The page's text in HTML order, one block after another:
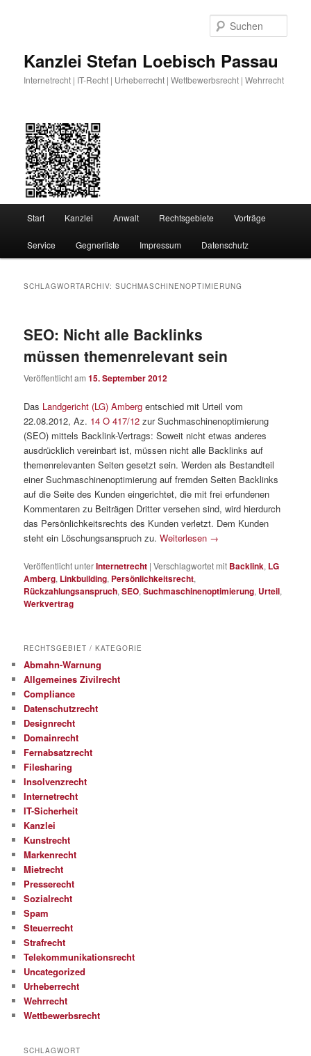
Kanzlei Stefan Loebisch Passau
Internetrecht | IT-Recht | Urheberrecht | Wettbewerbsrecht | Wehrrecht
Start Kanzlei Anwalt Rechtsgebiete Vorträge
Service Gegnerliste Impressum Datenschutz
SCHLAGWORTARCHIV:SUCHMASCHINENOPTIMIERUNG
SEO: Nicht alle Backlinks
müssen themenrelevant sein
Veröffentlicht am15. September 2012
Das Landgericht (LG) Amberg entschied mit Urteil vom
22.08.2012, Az. 14 O 417/12 zur Suchmaschinenoptimierung
(SEO) mittels Backlink-Vertrags: Soweit nicht etwas anderes
ausdrücklich vereinbart ist, müssen nicht alle Backlinks auf
themenrelevanten Seiten gesetzt sein. Werden als Bestandteil
einer Suchmaschinenoptimierung auf fremden Seiten Backlinks
auf die Seite des Kunden eingerichtet, die mit frei erfundenen
Kommentaren zu Beiträgen Dritter versehen sind, wird hierdurch
das Persönlichkeitsrechts des Kunden verletzt. Dem Kunden
steht ein Löschungsanspruch zu.Weiterlesen →
Veröffentlicht unterInternetrecht |Verschlagwortet mit Backlink, LG
Amberg, Linkbuilding, Persönlichkeitsrecht,
Rückzahlungsanspruch,SEO,Suchmaschinenoptimierung, Urteil,
Werkvertrag
RECHTSGEBIET / KATEGORIE
Abmahn-Warnung
Allgemeines Zivilrecht
Compliance
Datenschutzrecht
Designrecht
Domainrecht
Fernabsatzrecht
Filesharing
Insolvenzrecht
Internetrecht
IT-Sicherheit
Kanzlei
Kunstrecht
Markenrecht
Mietrecht
Presserecht
Sozialrecht
Spam
Steuerrecht
Strafrecht
Telekommunikationsrecht
Uncategorized
Urheberrecht
Wehrrecht
Wettbewerbsrecht
SCHLAGWORT